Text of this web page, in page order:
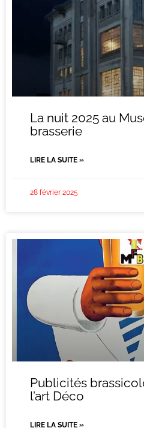
La nuit 2025 au
brasserie
LIRE LA SUITE »
28 février 2025
Publicités
l’art Déco
LIRE LA SUITE »